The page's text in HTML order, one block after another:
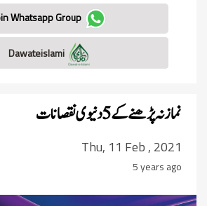
Join Whatsapp Group
نماز نہ پڑھنے کے 5 دنیوی نقصانات
Thu, 11 Feb , 2021
5 years ago